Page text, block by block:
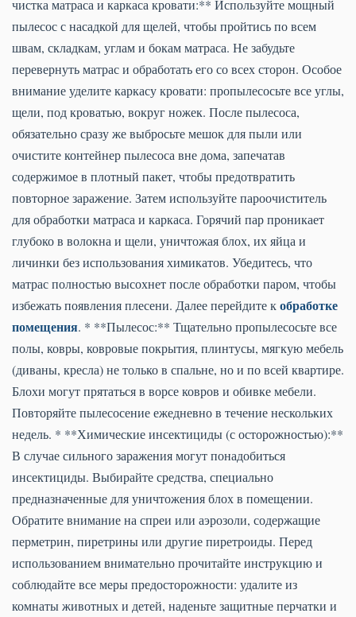
чистка матраса и каркаса кровати:** Используйте мощный
пылесос с насадкой для щелей, чтобы пройтись по всем
швам, складкам, углам и бокам матраса. Не забудьте
перевернуть матрас и обработать его со всех сторон. Особое
внимание уделите каркасу кровати: пропылесосьте все углы,
щели, под кроватью, вокруг ножек. После пылесоса,
обязательно сразу же выбросьте мешок для пыли или
очистите контейнер пылесоса вне дома, запечатав
содержимое в плотный пакет, чтобы предотвратить
повторное заражение. Затем используйте пароочиститель
для обработки матраса и каркаса. Горячий пар проникает
глубоко в волокна и щели, уничтожая блох, их яйца и
личинки без использования химикатов. Убедитесь, что
матрас полностью высохнет после обработки паром, чтобы
избежать появления плесени. Далее перейдите кобработке
помещения. * **Пылесос:** Тщательно пропылесосьте все
полы, ковры, ковровые покрытия, плинтусы, мягкую мебель
(диваны, кресла) не только в спальне, но и по всей квартире.
Блохи могут прятаться в ворсе ковров и обивке мебели.
Повторяйте пылесосение ежедневно в течение нескольких
недель. * **Химические инсектициды (с осторожностью):**
В случае сильного заражения могут понадобиться
инсектициды. Выбирайте средства, специально
предназначенные для уничтожения блох в помещении.
Обратите внимание на спреи или аэрозоли, содержащие
перметрин, пиретрины или другие пиретроиды. Перед
использованием внимательно прочитайте инструкцию и
соблюдайте все меры предосторожности: удалите из
комнаты животных и детей, наденьте защитные перчатки и